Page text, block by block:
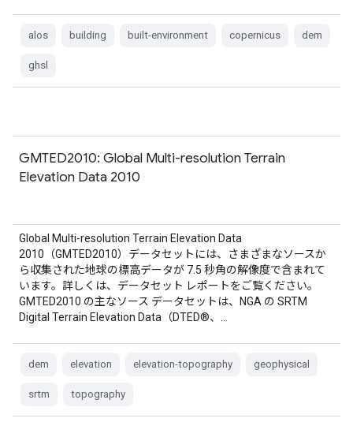
alos building built-environment copernicus dem
ghsl
GMTED2010: Global Multi-resolution Terrain
Elevation Data 2010
Global Multi-resolution Terrain Elevation Data
2010（GMTED2010）データセットには、さまざまなソースか
ら収集された地球の標高データが 7.5 秒角の解像度で含まれて
います。詳しくは、データセット レポートをご覧ください。
GMTED2010 の主なソース データセットは、NGA の SRTM
Digital Terrain Elevation Data（DTED®、…
dem elevation elevation-topography geophysical
srtm topography